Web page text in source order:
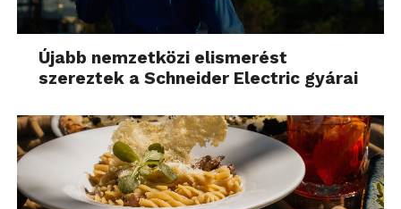
Újabb nemzetközi elismerést
szereztek a Schneider Electric gyárai